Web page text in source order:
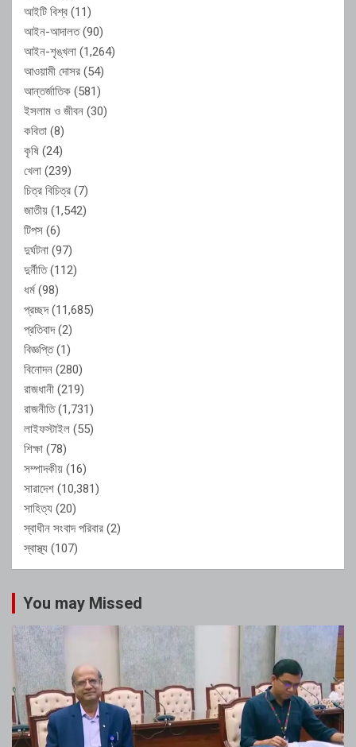
আইটি বিশ্ব (11)
আইন-আদালত(90)
আইন-শৃঙ্খলা (1,264)
আওয়ামী দোসর (54)
আন্তর্জাতিক (581)
ইসলাম ও জীবন (30)
কবিতা (8)
কৃষি (24)
খেলা (239)
চিত্র বিচিত্র (7)
জাতীয় (1,542)
টিপস (6)
দুর্ঘটনা (97)
দুর্নীতি(112)
ধর্ম(98)
প্রচ্ছদ(11,685)
প্রতিবাদ(2)
বিজ্ঞপ্তি(1)
বিনোদন (280)
রাজধানী (219)
রাজনীতি(1,731)
লাইফস্টাইল (55)
শিক্ষা (78)
সম্পাদকীয় (16)
সারাদেশ (10,381)
সাহিত্য (20)
স্বাধীন সংবাদ পরিবার (2)
স্বাস্থ্য (107)
You may Missed